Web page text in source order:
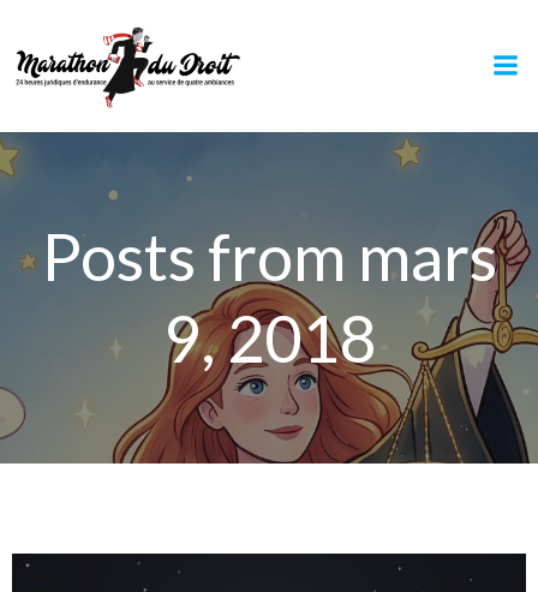
Posts from mars
9, 2018